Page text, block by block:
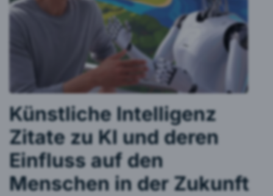
Künstliche Intelligenz
Zitate zu KI und deren
Einfluss auf den
Menschen in der Zukunft